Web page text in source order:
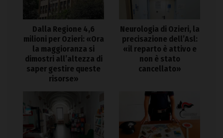
Dalla Regione 4,6
milioni per Ozieri: «Ora
la maggioranza si
dimostri all’altezza di
saper gestire queste
risorse»
Neurologia di Ozieri, la
precisazione dell’Asl:
«il reparto è attivo e
non è stato
cancellato»